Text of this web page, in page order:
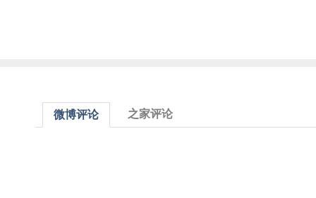
微博评论 之家评论